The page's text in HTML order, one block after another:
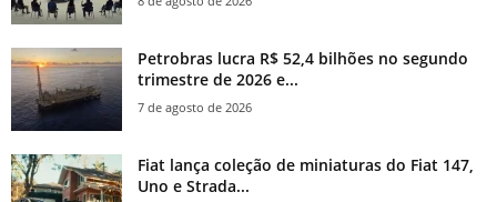
Petrobras lucra R$ 52,4 bilhões no segundo
trimestre de 2026 e...
7 de agosto de 2026
Fiat lança coleção de miniaturas do Fiat 147,
Uno e Strada...